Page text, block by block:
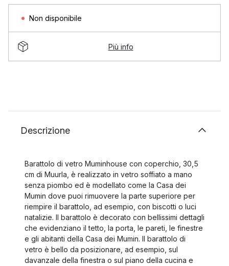
Non disponibile
Più info
Descrizione
Barattolo di vetro Muminhouse con coperchio, 30,5
cm di Muurla, è realizzato in vetro soffiato a mano
senza piombo ed è modellato come la Casa dei
Mumin dove puoi rimuovere la parte superiore per
riempire il barattolo, ad esempio, con biscotti o luci
natalizie. Il barattolo è decorato con bellissimi dettagli
che evidenziano il tetto, la porta, le pareti, le finestre
e gli abitanti della Casa dei Mumin. Il barattolo di
vetro è bello da posizionare, ad esempio, sul
davanzale della finestra o sul piano della cucina e